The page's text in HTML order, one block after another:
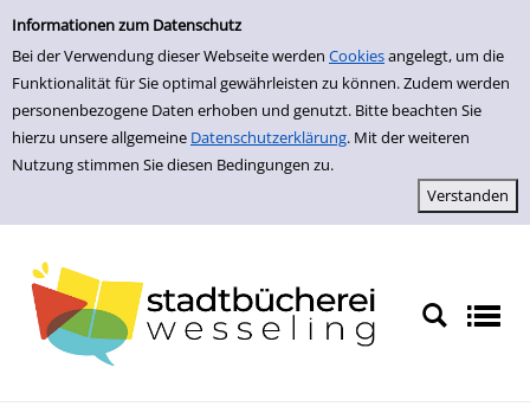
Informationen zum Datenschutz
Bei der Verwendung dieser Webseite werden Cookiesangelegt, um die
Funktionalität für Sie optimal gewährleisten zu können. Zudem werden
personenbezogene Daten erhoben und genutzt. Bitte beachten Sie
hierzu unsere allgemeine Datenschutzerklärung. Mit der weiteren
Nutzung stimmen Sie diesen Bedingungen zu.
zur Navigation springen
zum Inhalt springen
Zur Detailanzeige springen